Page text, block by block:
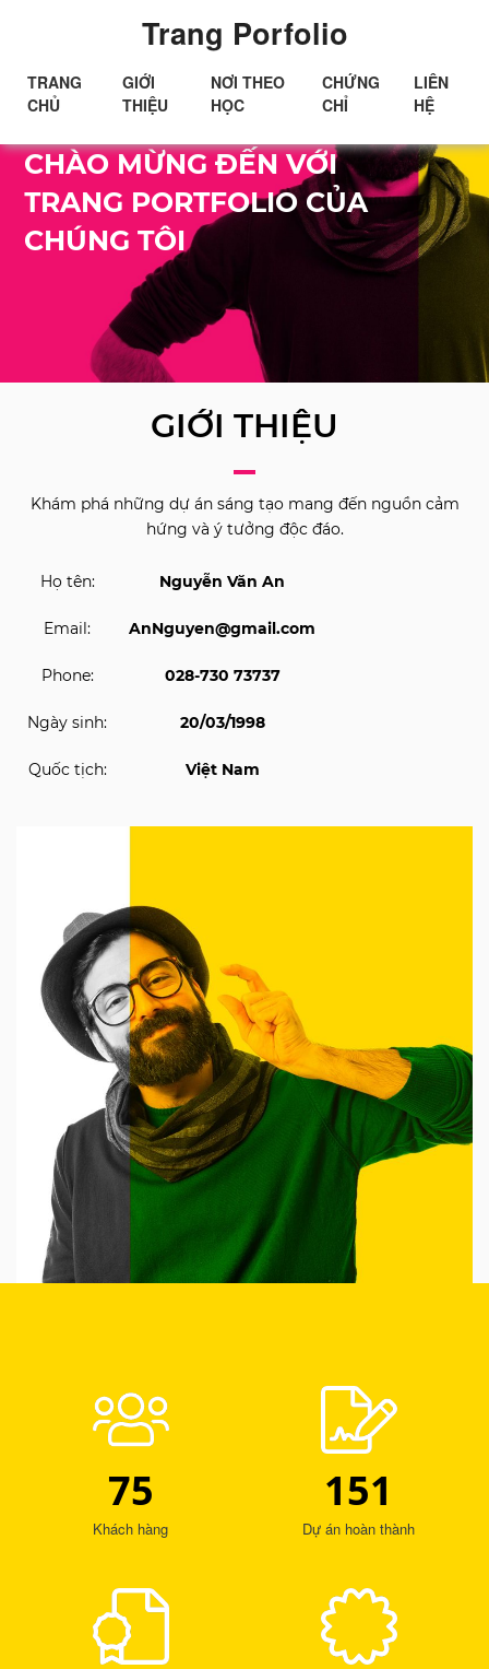
Trang Porfolio
TRANG
CHỦ
GIỚI
THIỆU
NƠI THEO
HỌC
CHỨNG
CHỈ
LIÊN
HỆ
Xin chào!
CHÀO MỪNG ĐẾN VỚI
TRANG PORTFOLIO CỦA
CHÚNG TÔI
GIỚI THIỆU
Khám phá những dự án sáng tạo mang đến nguồn cảm
hứng và ý tưởng độc đáo.
Họ tên: Nguyễn Văn An
Email: AnNguyen@gmail.com
Phone: 028-730 73737
Ngày sinh: 20/03/1998
Quốc tịch: Việt Nam
75
Khách hàng
151
Dự án hoàn thành